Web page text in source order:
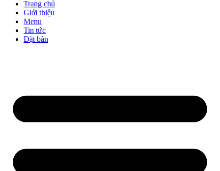
Trang chủ
Giới thiệu
Menu
Tin tức
Đặt bàn